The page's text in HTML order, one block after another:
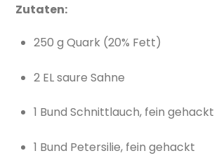
Zutaten:
250 g Quark (20% Fett)
2 EL saure Sahne
1 Bund Schnittlauch, fein gehackt
1 Bund Petersilie, fein gehackt